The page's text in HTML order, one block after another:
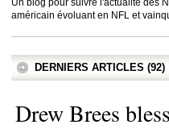
Un blog pour suivre l'actualité des
américain évoluant en NFL et
DERNIERS ARTICLES (92)
Drew Brees